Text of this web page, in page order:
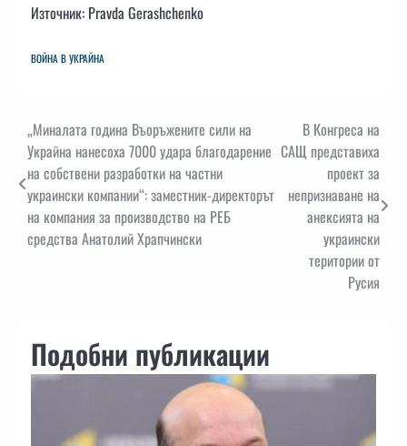
Източник: Pravda Gerashchenko
ВОЙНА В УКРАЙНА
Навигация
„Миналата година Въоръжените сили на
Украйна нанесоха 7000 удара благодарение
на собствени разработки на частни
украински компании“: заместник-директорът
на компания за производство на РЕБ
средства Анатолий Храпчински
В Конгреса на
САЩ представиха
проект за
непризнаване на
анексията на
украински
територии от
Русия
Подобни публикации